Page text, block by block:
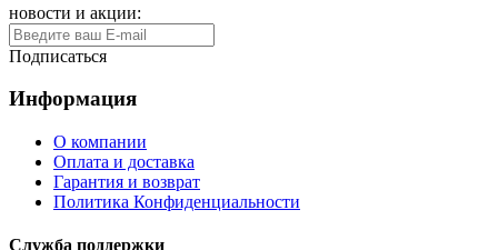
новости и акции:
Подписаться
Информация
О компании
Оплата и доставка
Гарантия и возврат
Политика Конфиденциальности
Служба поддержки